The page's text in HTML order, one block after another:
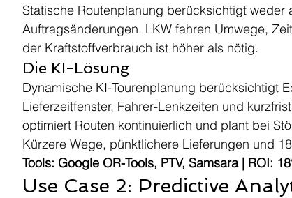
Statische Routenplanung berücksichtigt weder
Auftragsänderungen. LKW fahren Umwege,
der Kraftstoffverbrauch ist höher als nötig.
Die KI-Lösung
Dynamische KI-Tourenplanung berücksichtigt
Lieferzeitfenster, Fahrer-Lenkzeiten und
optimiert Routen kontinuierlich und plant bei
Kürzere Wege, pünktlichere Lieferungen und
Tools: Google OR-Tools, PTV, Samsara | ROI:
Use Case 2: Predictive